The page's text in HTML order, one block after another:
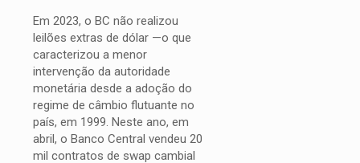
Em 2023, o BC não realizou
leilões extras de dólar —o que
caracterizou a menor
intervenção da autoridade
monetária desde a adoção do
regime de câmbio flutuante no
país, em 1999. Neste ano, em
abril, o Banco Central vendeu 20
mil contratos de swap cambial